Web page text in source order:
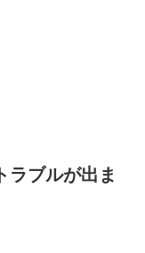
ラブルが出ま